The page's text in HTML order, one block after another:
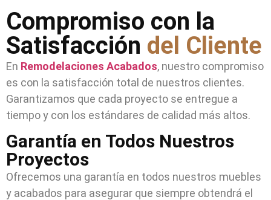
Compromiso con la
Satisfacción del Cliente
En Remodelaciones Acabados, nuestro compromiso
es con la satisfacción total de nuestros clientes.
Garantizamos que cada proyecto se entregue a
tiempo y con los estándares de calidad más altos.
Garantía en Todos Nuestros
Proyectos
Ofrecemos una garantía en todos nuestros muebles
y acabados para asegurar que siempre obtendrá el